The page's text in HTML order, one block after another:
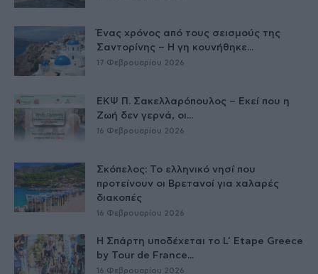
Ένας χρόνος από τους σεισμούς της
Σαντορίνης – Η γη κουνήθηκε...
17 Φεβρουαρίου 2026
ΕΚΨ Π. Σακελλαρόπουλος – Εκεί που η
Ζωή δεν γερνά, οι...
16 Φεβρουαρίου 2026
Σκόπελος: Το ελληνικό νησί που
προτείνουν οι Βρετανοί για χαλαρές
διακοπές
16 Φεβρουαρίου 2026
Η Σπάρτη υποδέχεται το L’ Etape Greece
by Tour de France...
16 Φεβρουαρίου 2026